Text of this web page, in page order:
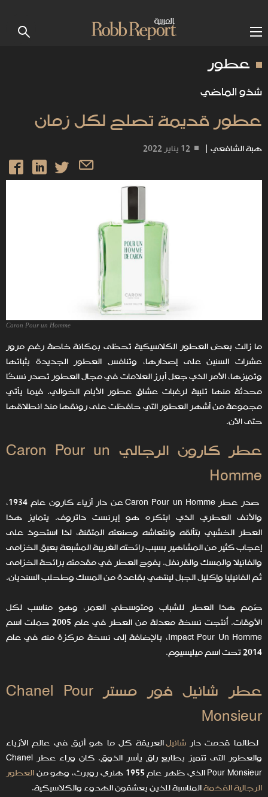
عطور
شذو الماضي
عطور قديمة تصلح لكل زمان
هبة الشافعي | 12 يناير 2022
Caron Pour un Homme
ما زالت بعض العطور الكلاسيكية تحظى بمكانة خاصة رغم مرور
عشرات السنين على إصدارها، وتنافس العطور الجديدة بثباتها
وتميزها، الأمر الذي جعل أبرز العلامات في مجال العطور تصدر نسخًا
محدثة منها تلبية لرغبات عشاق عطور الأيام الخوالي. فيما يأتي
مجموعة من أشهر العطور التي حافظت على رونقها منذ انطلاقها
حتى الآن.
عطر كارون الرجالي Caron Pour un
Homme
صدر عطر Caron Pour un Homme عن دار أزياء كارون عام 1934،
والأنف العطري الذي ابتكره هو إيرنست داتروف. يتمايز هذا
العطر الخشبي بتألقه وانتعاشه وصنعته المتقنة، لذا استحوذ على
إعجاب كثير من المشاهير بسبب رائحته الغريبة المشبعة بعبق الخزامى
والفانيلا والمسك والقرنفل. يفوح العطر في مقدمته برائحة الخزامى
ثم الفانيليا وإكليل الجبل لينتهي بقاعدة من المسك وطحلب السنديان.
صُمم هذا العطر للشباب ومتوسطي العمر، وهو مناسب لكل
الأوقات. أُنتجت نسخة معدلة من العطر في عام 2005 حملت اسم
Impact Pour Un Homme، بالإضافة إلى نسخة مركزة منه في عام
2014 تحت اسم ميليسيوم.
عطر شانيل فور مستر Chanel Pour
Monsieur
لطالما قدمت دارشانيلالعريقة كل ما هو أنيق في عالم الأزياء
والعطور التى تتميز بطابع راق يأسر الذوق. كان وراء عطر Chanel
Pour Monsieur الذي ظهر عام 1955 هنري روبرت، وهو من
العطور
الرجالية الفخمةالمناسبة للذين يعشقون الهدوء والكلاسيكية.